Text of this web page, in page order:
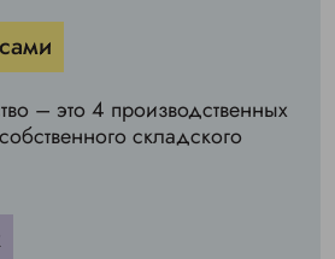
– это 4 производственных
складского